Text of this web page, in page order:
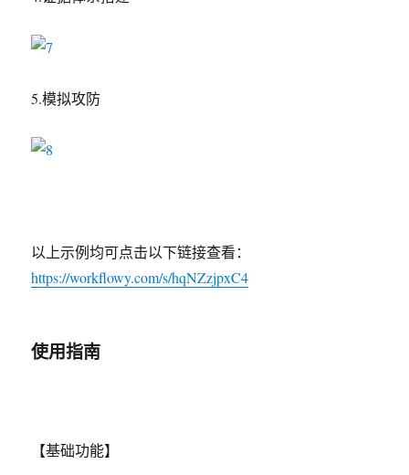
5.模拟攻防
以上示例均可点击以下链接查看：
https://workflowy.com/s/hqNZzjpxC4
使用指南
【基础功能】